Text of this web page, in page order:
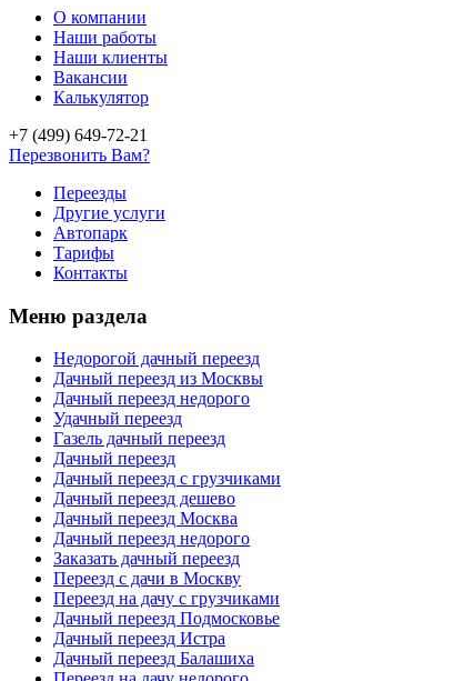
О компании
Наши работы
Наши клиенты
Вакансии
Калькулятор
+7 (499) 649-72-21
Перезвонить Вам?
Переезды
Другие услуги
Автопарк
Тарифы
Контакты
Меню раздела
Недорогой дачный переезд
Дачный переезд из Москвы
Дачный переезд недорого
Удачный переезд
Газель дачный переезд
Дачный переезд
Дачный переезд с грузчиками
Дачный переезд дешево
Дачный переезд Москва
Дачный переезд недорого
Заказать дачный переезд
Переезд с дачи в Москву
Переезд на дачу с грузчиками
Дачный переезд Подмосковье
Дачный переезд Истра
Дачный переезд Балашиха